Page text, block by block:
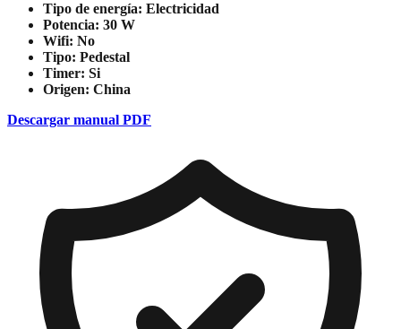
Tipo de energía: Electricidad
Potencia: 30 W
Wifi: No
Tipo: Pedestal
Timer: Si
Origen: China
Descargar manual PDF